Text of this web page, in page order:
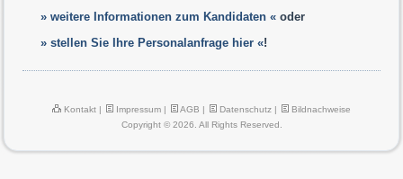
» weitere Informationen zum Kandidaten « oder
» stellen Sie Ihre Personalanfrage hier «!
Kontakt Impressum AGB Datenschutz
Bildnachweise
Copyright © 2026. All Rights Reserved.